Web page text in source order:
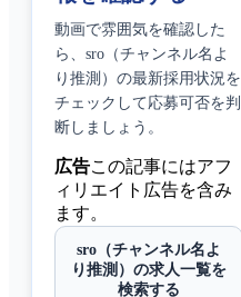
動画で雰囲気を確認した
ら、 sro（チャンネル名よ
り推測） の最新採用状況を
チェックして応募可否を判
断しましょう。
広告この記事にはアフ
ィリエイト広告を含み
ます。
sro（チャンネル名よ
り推測）の求人一覧を
検索する